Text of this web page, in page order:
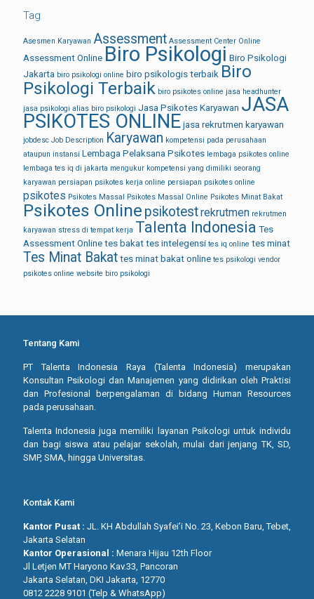
Tag
Asesmen Karyawan Assessment Assessment Center Online
Assessment Online Biro Psikologi Biro Psikologi
Jakarta biro psikologi online biro psikologis terbaik Biro
Psikologi Terbaik biro psikotes online jasa headhunter
jasa psikologi alias biro psikologi Jasa Psikotes Karyawan JASA
PSIKOTES ONLINE jasa rekrutmen karyawan
jobdesc Job Description Karyawan kompetensi pada perusahaan
ataupun instansi Lembaga Pelaksana Psikotes lembaga psikotes online
lembaga tes iq di jakarta mengukur kompetensi yang dimiliki seorang
karyawan persiapan psikotes kerja online persiapan psikotes online
psikotes Psikotes Massal Psikotes Massal Online Psikotes Minat Bakat
Psikotes Online psikotestrekrutmen rekrutmen
karyawan stress di tempat kerja Talenta Indonesia Tes
Assessment Online tes bakat tes intelegensi tes iq online tes minat
Tes Minat Bakat tes minat bakat online tes psikologi vendor
psikotes online website biro psikologi
Tentang Kami
PT Talenta Indonesia Raya (Talenta Indonesia) merupakan
Konsultan Psikologi dan Manajemen yang didirikan oleh Praktisi
dan Profesional berpengalaman di bidang Human Resources
pada perusahaan.
Talenta Indonesia juga memiliki layanan Psikologi untuk individu
dan bagi siswa atau pelajar sekolah, mulai dari jenjang TK, SD,
SMP, SMA, hingga Universitas.
Kontak Kami
Kantor Pusat : JL. KH Abdullah Syafei’i No. 23, Kebon Baru, Tebet,
Jakarta Selatan
Kantor Operasional : Menara Hijau 12th Floor
Jl Letjen MT Haryono Kav.33, Pancoran
Jakarta Selatan, DKI Jakarta, 12770
0812 2228 9101 (Telp & WhatsApp)